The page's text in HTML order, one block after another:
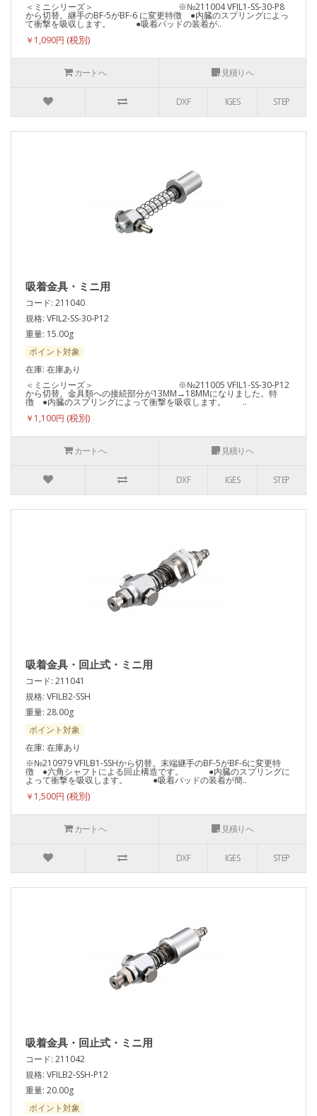
＜ミニシリーズ＞ ※№211004 VFIL1-SS-30-P8
から切替。継手のBF-5がBF-6 に変更特徴 ●内臓のスプリングによっ
て衝撃を吸収します。 ●吸着パッドの装着が..
￥1,090円
カートへ 見積りへ
DXF IGES STEP
吸着金具・ミニ用
コード: 211040
規格: VFIL2-SS-30-P12
重量: 15.00g
ポイント対象
在庫: 在庫あり
＜ミニシリーズ＞ ※№211005 VFIL1-SS-30-P12
から切替。金具類への接続部分が13MM→18MMになりました。特
徴 ●内臓のスプリングによって衝撃を吸収します。 ..
￥1,100円
カートへ 見積りへ
DXF IGES STEP
吸着金具・回止式・ミニ用
コード: 211041
規格: VFILB2-SSH
重量: 28.00g
ポイント対象
在庫: 在庫あり
※№210979 VFILB1-SSHから切替。末端継手のBF-5がBF-6に変更特
徴 ●六角シャフトによる回止構造です。 ●内臓のスプリングに
よって衝撃を吸収します。 ●吸着パッドの装着が簡..
￥1,500円
カートへ 見積りへ
DXF IGES STEP
吸着金具・回止式・ミニ用
コード: 211042
規格: VFILB2-SSH-P12
重量: 20.00g
ポイント対象